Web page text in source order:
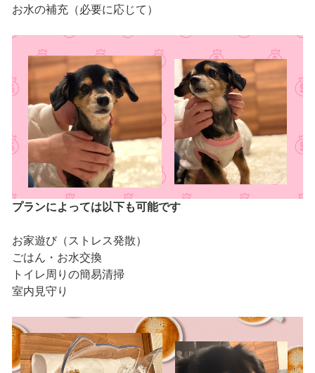
お水の補充（必要に応じて）
プランによっては以下も可能です
お家遊び（ストレス発散）
ごはん・お水交換
トイレ周りの簡易清掃
室内見守り